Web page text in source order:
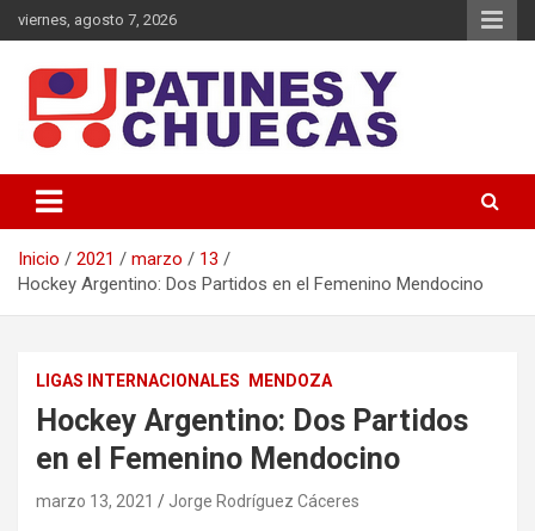
Saltar
al
viernes, agosto 7, 2026
Patines y Chuecas
Inicio 2021 marzo
13
Hockey Argentino: Dos Partidos en el Femenino Mendocino
LIGAS INTERNACIONALES MENDOZA
Hockey Argentino: Dos Partidos
en el Femenino Mendocino
marzo 13, 2021 Jorge Rodríguez Cáceres